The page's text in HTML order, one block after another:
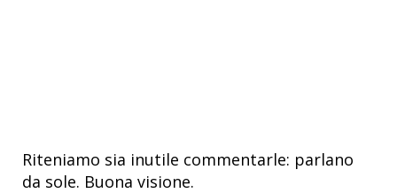
Riteniamo sia inutile commentarle: parlano
da sole. Buona visione.